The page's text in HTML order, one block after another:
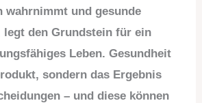
wahrnimmt und gesunde
legt den Grundstein für ein
Leben. Gesundheit
sondern das Ergebnis
– und diese können